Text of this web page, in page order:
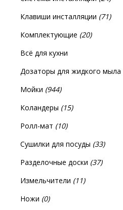
Клавиши инсталляции (71)
Комплектующие (20)
Всё для кухни
Дозаторы для жидкого мыла
Мойки (944)
Коландеры (15)
Ролл-мат (10)
Сушилки для посуды (33)
Разделочные доски (37)
Измельчители (11)
Ножи (0)